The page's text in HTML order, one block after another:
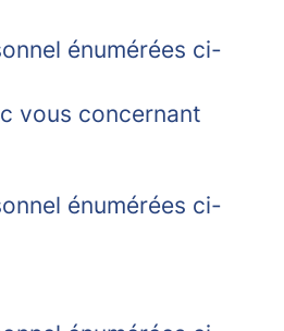
énumérées ci-
vous concernant
énumérées ci-